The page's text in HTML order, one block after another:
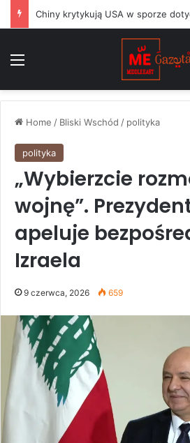
Home / Bliski Wschód / polityka
polityka
„Wybierzcie
wojnę”.
apeluje
Izraela
9 czerwca, 2026 659